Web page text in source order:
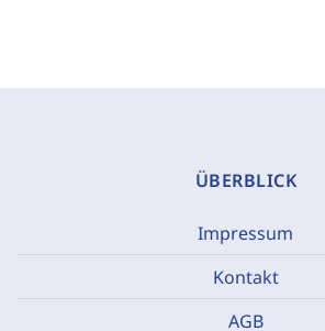
ÜBERBLICK
Impressum
Kontakt
AGB